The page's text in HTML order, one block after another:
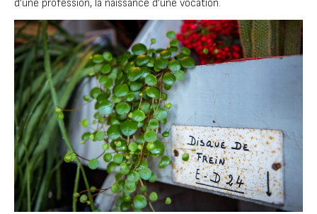
d’une profession, la naissance d’une vocation.